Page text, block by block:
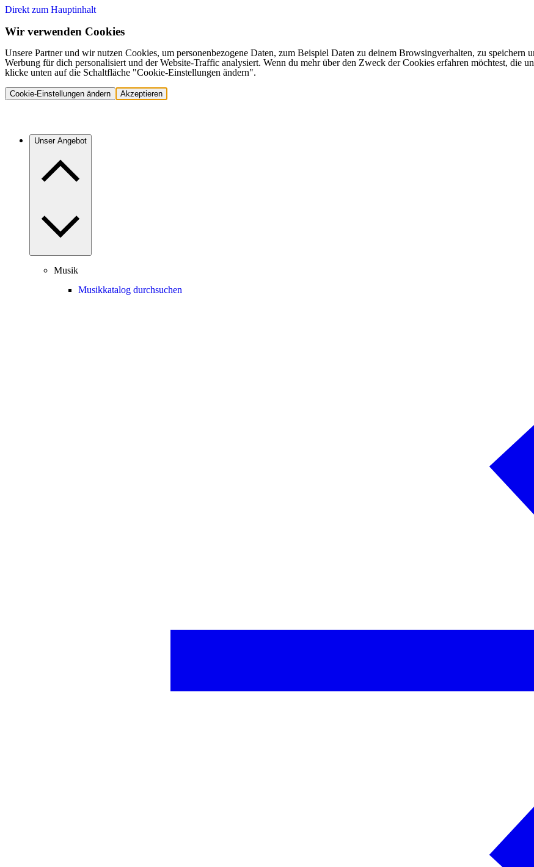
Direkt zum Hauptinhalt
Wir verwenden Cookies
Unsere Partner und wir nutzen Cookies, um personenbezogene Daten, zum Beispiel Daten zu deinem Browsingverhalten, zu
Werbung für dich personalisiert und der Website-Traffic analysiert. Wenn du mehr über den Zweck der Cookies erfahren möchtest, die
klicke unten auf die Schaltfläche "Cookie-Einstellungen ändern".
Cookie-Einstellungen ändern Akzeptieren
Unser Angebot
Musik
Musikkatalog durchsuchen